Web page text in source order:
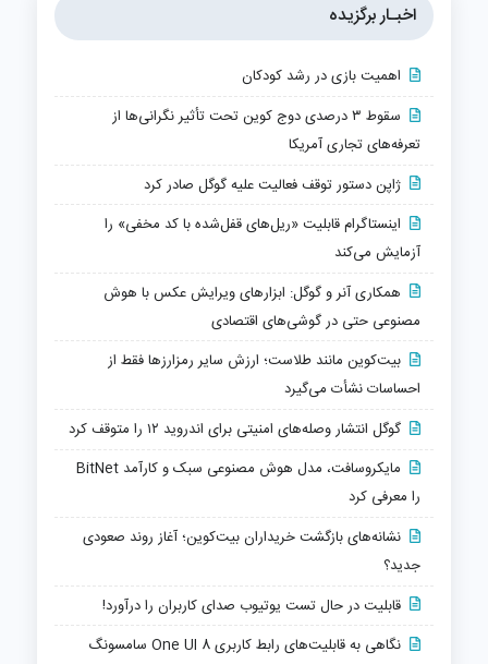
اخبـار برگزیده
اهمیت بازی در رشد کودکان
سقوط ۳ درصدی دوج کوین تحت تأثیر نگرانی‌ها از
تعرفه‌های تجاری آمریکا
ژاپن دستور توقف فعالیت علیه گوگل صادر کرد
اینستاگرام قابلیت «ریل‌های قفل‌شده با کد مخفی» را
آزمایش می‌کند
همکاری آنر و گوگل: ابزارهای ویرایش عکس با هوش
مصنوعی حتی در گوشی‌های اقتصادی
بیت‌کوین مانند طلاست؛ ارزش سایر رمزارزها فقط از
احساسات نشأت می‌گیرد
گوگل انتشار وصله‌های امنیتی برای اندروید ۱۲ را متوقف کرد
مایکروسافت، مدل هوش مصنوعی سبک و کارآمد BitNet
را معرفی کرد
نشانه‌های بازگشت خریداران بیت‌کوین؛ آغاز روند صعودی
جدید؟
قابلیت در حال تست یوتیوب صدای کاربران را درآورد!
نگاهی به قابلیت‌های رابط کاربری One UI 8 سامسونگ